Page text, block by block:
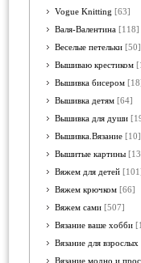
Vogue Knitting [63]
Валя-Валентина [118]
Веселые петельки [50]
Вышиваю крестиком
Вышивка бисером [18]
Вышивка детям [64]
Вышивка для души
Вышивка.Вязание [10]
Вышитые картины
Вяжем для детей [101]
Вяжем крючком [66]
Вяжем сами [507]
Вязание ваше хобби
Вязание для взрослых
Вязание модно и